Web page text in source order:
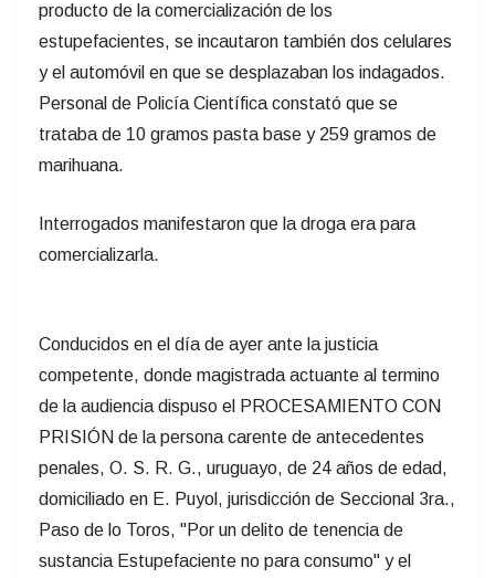
producto de la comercialización de los
estupefacientes, se incautaron también dos celulares
y el automóvil en que se desplazaban los indagados.
Personal de Policía Científica constató que se
trataba de 10 gramos pasta base y 259 gramos de
marihuana.
Interrogados manifestaron que la droga era para
comercializarla.
Conducidos en el día de ayer ante la justicia
competente, donde magistrada actuante al termino
de la audiencia dispuso el PROCESAMIENTO CON
PRISIÓN de la persona carente de antecedentes
penales, O. S. R. G., uruguayo, de 24 años de edad,
domiciliado en E. Puyol, jurisdicción de Seccional 3ra.,
Paso de lo Toros, "Por un delito de tenencia de
sustancia Estupefaciente no para consumo" y el